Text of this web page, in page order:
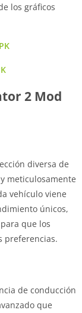
los gráficos
2 Mod
diversa de
meticulosamente
vehículo viene
únicos,
que los
preferencias.
de conducción
que